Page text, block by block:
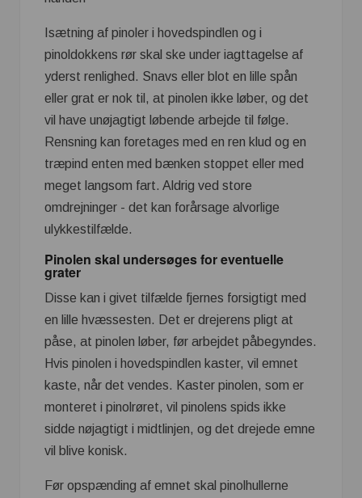
Isætning af pinoler i hovedspindlen og i
pinoldokkens rør skal ske under iagttagelse af
yderst renlighed. Snavs eller blot en lille spån
eller grat er nok til, at pinolen ikke løber, og det
vil have unøjagtigt løbende arbejde til følge.
Rensning kan foretages med en ren klud og en
træpind enten med bænken stoppet eller med
meget langsom fart. Aldrig ved store
omdrejninger - det kan forårsage alvorlige
ulykkestilfælde.
Pinolen skal undersøges for eventuelle
grater
Disse kan i givet tilfælde fjernes forsigtigt med
en lille hvæssesten. Det er drejerens pligt at
påse, at pinolen løber, før arbejdet påbegyndes.
Hvis pinolen i hovedspindlen kaster, vil emnet
kaste, når det vendes. Kaster pinolen, som er
monteret i pinolrøret, vil pinolens spids ikke
sidde nøjagtigt i midtlinjen, og det drejede emne
vil blive konisk.
Før opspænding af emnet skal pinolhullerne